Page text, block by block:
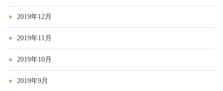
2019年12月
2019年11月
2019年10月
2019年9月